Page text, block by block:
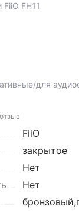
FH11
для
FiiO
закрытое
Нет
Нет